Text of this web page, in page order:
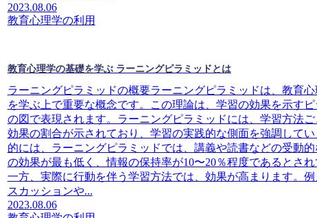
2023.08.06
教育心理学の利用
教育心理学の基礎を学ぶ ラーニングピラミッドとは
ラーニングピラミッドの概要ラーニングピラミッドは、教育
を学ぶ上で重要な概念です。この理論は、学習の効果を示す
の図で表現されます。ラーニングピラミッドには、学習方法ご
効果の割合が示されており、学習の実践的な側面を強調して
的には、ラーニングピラミッドでは、講義や読書などの受動
の効果が最も低く、情報の保持率が10〜20％程度であるとされ
一方、実際に行動を伴う学習方法では、効果が高まります。例
スカッションや...
2023.08.06